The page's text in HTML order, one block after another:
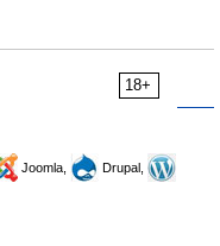
18+
Joomla,
Drupal,